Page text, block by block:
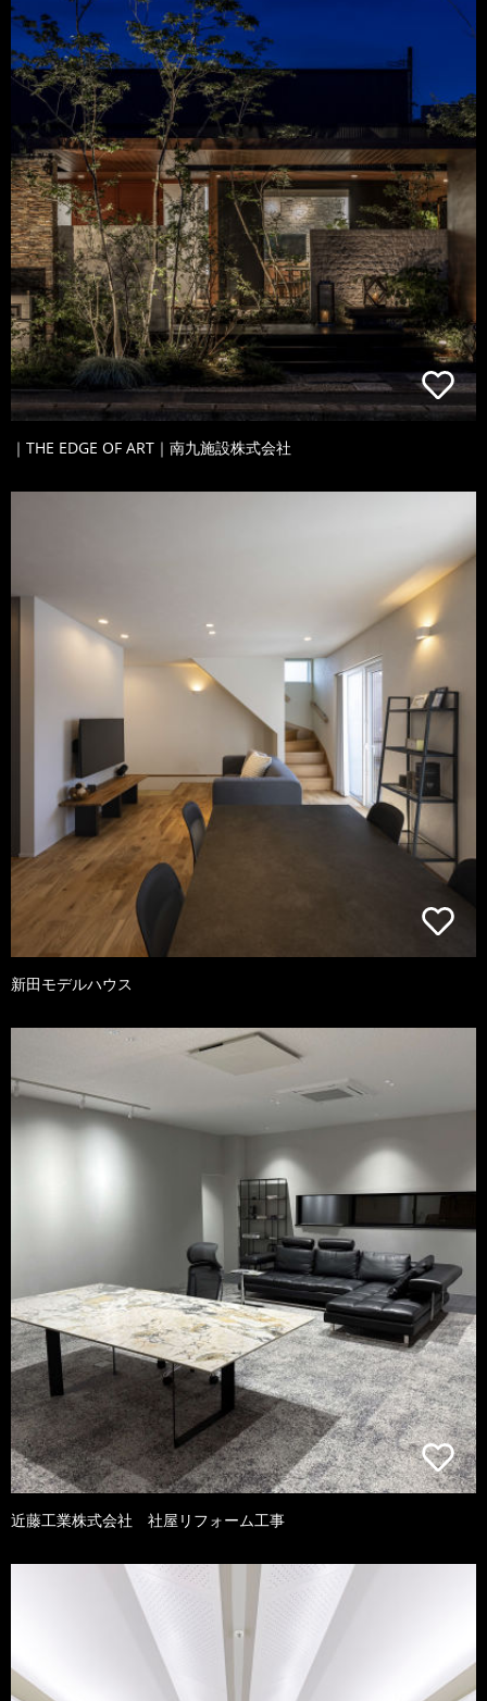
｜THE EDGE OF ART｜南九施設株式会社
新田モデルハウス
近藤工業株式会社 社屋リフォーム工事